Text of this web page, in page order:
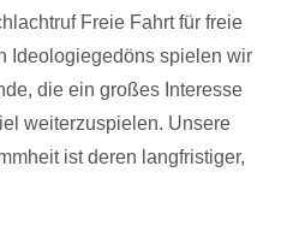
Freie Fahrt für freie
Ideologiegedöns spielen wir
die ein großes Interesse
weiterzuspielen. Unsere
ist deren langfristiger,